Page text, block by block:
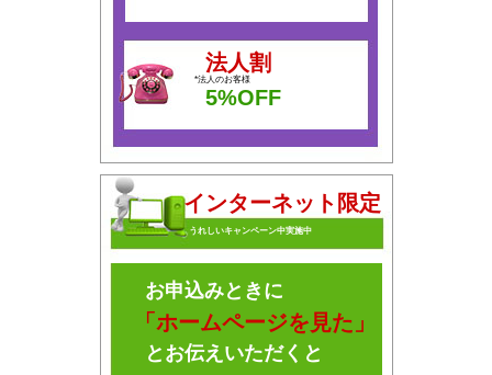
法人割
*法人のお客様
5%OFF
インターネット限定
うれしいキャンペーン中実施中
お申込みときに
「ホームページを見た」
とお伝えいただくと